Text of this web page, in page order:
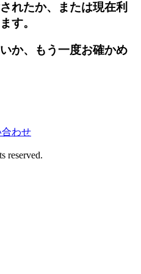
れたか、または現在利
す。
か、もう一度お確かめ
わせ
reserved.